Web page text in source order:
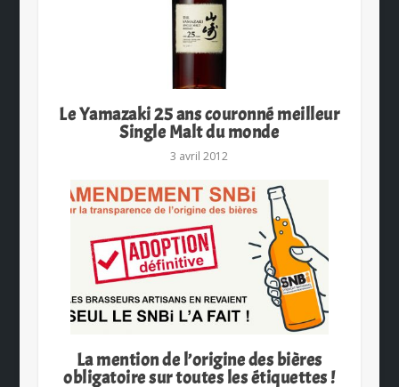
Le Yamazaki 25 ans couronné meilleur
Single Malt du monde
3 avril 2012
La mention de l’origine des bières
obligatoire sur toutes les étiquettes !